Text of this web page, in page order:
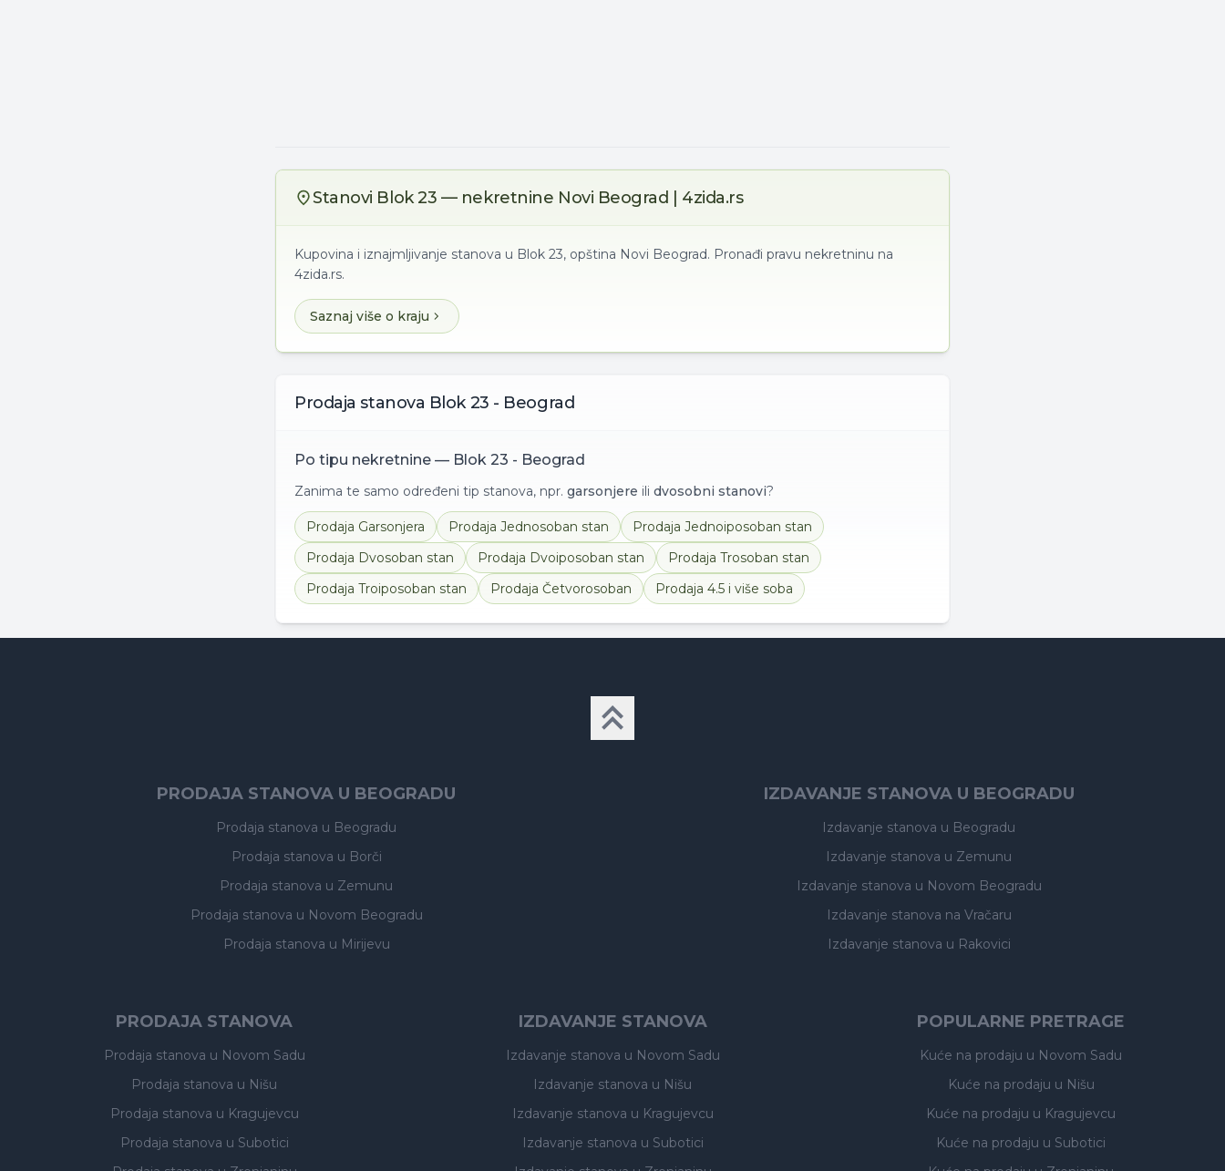
Stanovi Blok 23 — nekretnine Novi Beograd | 4zida.rs
Kupovina i iznajmljivanje stanova u Blok 23, opština Novi Beograd. Pronađi pravu nekretninu na
4zida.rs.
Saznaj više o kraju
Prodaja stanova Blok 23 - Beograd
Po tipu nekretnine — Blok 23 - Beograd
Zanima te samo određeni tip stanova, npr. garsonjere ili dvosobni stanovi?
Prodaja Garsonjera Prodaja Jednosoban stan Prodaja Jednoiposoban stan
Prodaja Dvosoban stan Prodaja Dvoiposoban stan Prodaja Trosoban stan
Prodaja Troiposoban stan Prodaja Četvorosoban Prodaja 4.5 i više soba
PRODAJA STANOVA U BEOGRADU
Prodaja stanova u Beogradu
Prodaja stanova u Borči
Prodaja stanova u Zemunu
Prodaja stanova u Novom Beogradu
Prodaja stanova u Mirijevu
IZDAVANJE STANOVA U BEOGRADU
Izdavanje stanova u Beogradu
Izdavanje stanova u Zemunu
Izdavanje stanova u Novom Beogradu
Izdavanje stanova na Vračaru
Izdavanje stanova u Rakovici
PRODAJA STANOVA
Prodaja stanova u Novom Sadu
Prodaja stanova u Nišu
Prodaja stanova u Kragujevcu
Prodaja stanova u Subotici
IZDAVANJE STANOVA
Izdavanje stanova u Novom Sadu
Izdavanje stanova u Nišu
Izdavanje stanova u Kragujevcu
Izdavanje stanova u Subotici
POPULARNE PRETRAGE
Kuće na prodaju u Novom Sadu
Kuće na prodaju u Nišu
Kuće na prodaju u Kragujevcu
Kuće na prodaju u Subotici